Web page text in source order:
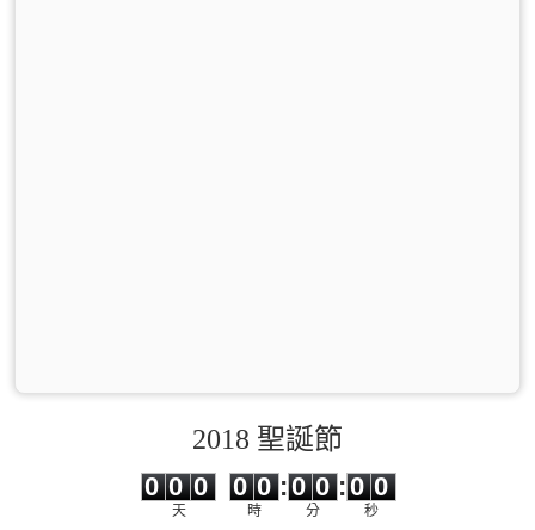
2018 聖誕節
0 0 0
天
0
0
0
時
:
0
0
0
0
分
:0 0
秒